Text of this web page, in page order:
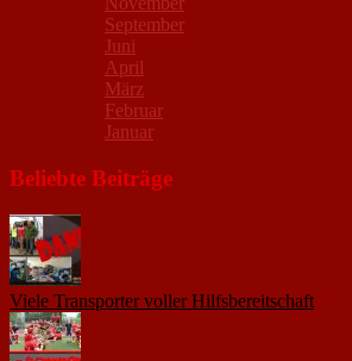
September
Juni
April
März
Februar
Januar
Beliebte Beiträge
Viele Transporter voller Hilfsbereitschaft